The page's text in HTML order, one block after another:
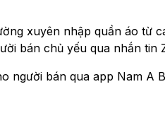
xuyên nhập quần áo từ
bán chủ yếu qua nhắn tin
người bán qua app Nam A